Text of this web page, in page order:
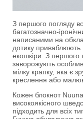
З першого погляду
багатозначно-
написаними на
дотику
екошкіри. З першого
заворожують
мілку крапку, яка є
креслення або
Кожен блокнот
високоякісного
підходить для всіх